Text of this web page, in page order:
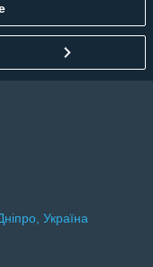
Україна